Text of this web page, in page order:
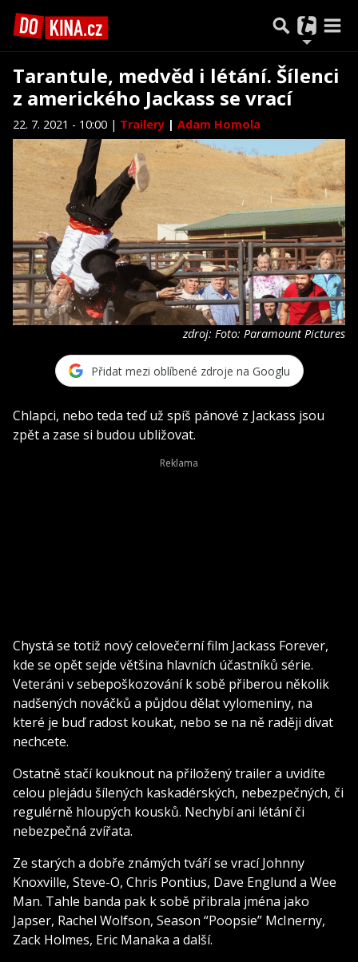
Tarantule, medvěd i létání. Šílenci
z amerického Jackass se vrací
22. 7. 2021 - 10:00 | Trailery | Adam Homola
zdroj: Foto: Paramount Pictures
Přidat mezi oblíbené zdroje na Googlu
Chlapci, nebo teda teď už spíš pánové z Jackass jsou
zpět a zase si budou ubližovat.
Chystá se totiž nový celovečerní film Jackass Forever,
kde se opět sejde většina hlavních účastníků série.
Veteráni v sebepoškozování k sobě přiberou několik
nadšených nováčků a půjdou dělat vylomeniny, na
které je buď radost koukat, nebo se na ně raději dívat
nechcete.
Ostatně stačí kouknout na přiložený trailer a uvidíte
celou plejádu šílených kaskadérských, nebezpečných, či
regulérně hloupých kousků. Nechybí ani létání či
nebezpečná zvířata.
Ze starých a dobře známých tváří se vrací Johnny
Knoxville, Steve-O, Chris Pontius, Dave Englund a Wee
Man. Tahle banda pak k sobě přibrala jména jako
Japser, Rachel Wolfson, Season “Poopsie” McInerny,
Zack Holmes, Eric Manaka a další.